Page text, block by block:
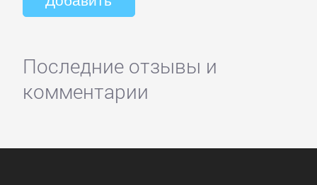
Последние отзывы и
комментарии